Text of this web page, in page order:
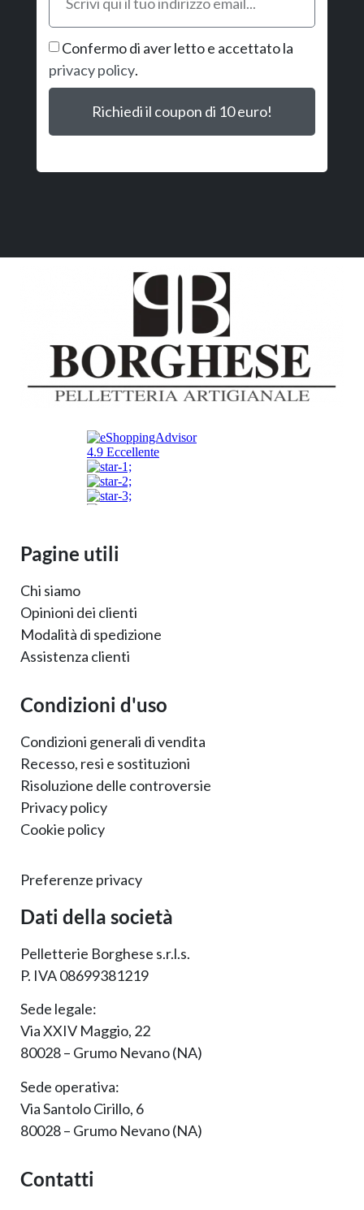
Confermo di aver letto e accettato la
privacy policy.
Richiedi il coupon di 10 euro!
Pagine utili
Chi siamo
Opinioni dei clienti
Modalità di spedizione
Assistenza clienti
Condizioni d'uso
Condizioni generali di vendita
Recesso, resi e sostituzioni
Risoluzione delle controversie
Privacy policy
Cookie policy
Preferenze privacy
Dati della società
Pelletterie Borghese s.r.l.s.
P. IVA 08699381219
Sede legale:
Via XXIV Maggio, 22
80028 – Grumo Nevano (NA)
Sede operativa:
Via Santolo Cirillo, 6
80028 – Grumo Nevano (NA)
Contatti